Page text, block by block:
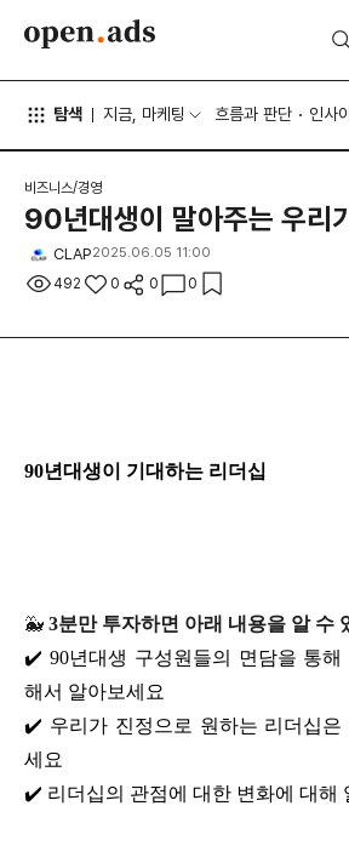
탐색 지금, 마케팅 흐름과 판단 인사
비즈니스/경영
90년대생이 말아주는 우리
CLAP2025.06.05 11:00
492 0 0 0
90년대생이 기대하는 리더십
🐳 3분만 투자하면 아래 내용을 알 수
✔️ 90년대생 구성원들의 면담을 통해
해서 알아보세요
✔️ 우리가 진정으로 원하는 리더십은
세요
✔️ 리더십의 관점에 대한 변화에 대해